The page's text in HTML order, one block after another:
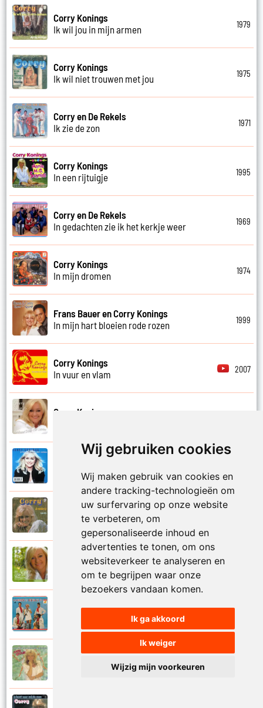
Wij gebruiken cookies
Wij maken gebruik van cookies en
andere tracking-technologieën om
uw surfervaring op onze website
te verbeteren, om
gepersonaliseerde inhoud en
advertenties te tonen, om ons
websiteverkeer te analyseren en
om te begrijpen waar onze
bezoekers vandaan komen.
Ik ga akkoord
Ik weiger
Wijzig mijn voorkeuren
Corry Konings
Ik wil jou in mijn armen
1979
Corry Konings
Ik wil niet trouwen met jou
1975
Corry en De Rekels
Ik zie de zon
1971
Corry Konings
In een rijtuigje
1995
Corry en De Rekels
In gedachten zie ik het kerkje weer
1969
Corry Konings
In mijn dromen
1974
Frans Bauer en Corry Konings
In mijn hart bloeien rode rozen
1999
Corry Konings
In vuur en vlam
2007
Corry Konings
Corry Konings
Je kan je leven nooit meer overdoen
Corry Konings
Je moedertje
Corry Konings
Corry en De Rekels
Jij bent mijn alles